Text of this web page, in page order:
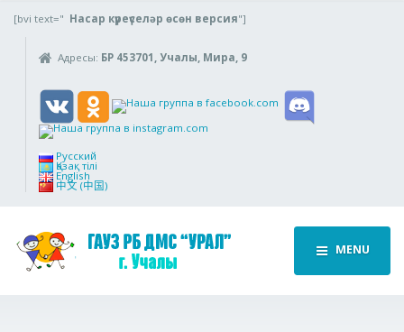
[bvi text=" Насар күреүселәр өсөн версия"]
Адресы: БР 453701, Учалы, Мира, 9
Русский
Қазақ тілі
English
中文 (中国)
MENU